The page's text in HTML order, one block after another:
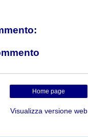
Home page
Visualizza versione web